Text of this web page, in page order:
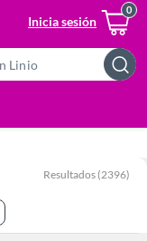
Inicia sesión
Bar
Resultados (2396)